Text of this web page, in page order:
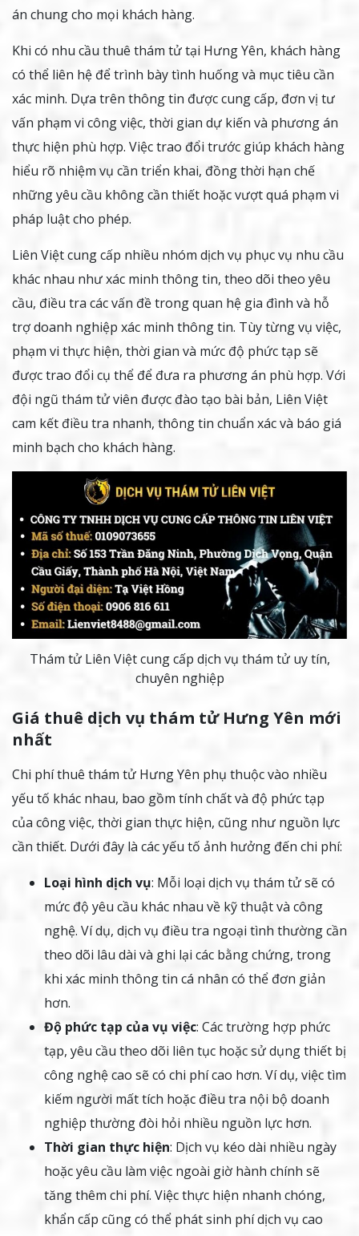
án chung cho mọi khách hàng.
Khi có nhu cầu thuê thám tử tại Hưng Yên, khách hàng
có thể liên hệ để trình bày tình huống và mục tiêu cần
xác minh. Dựa trên thông tin được cung cấp, đơn vị tư
vấn phạm vi công việc, thời gian dự kiến và phương án
thực hiện phù hợp. Việc trao đổi trước giúp khách hàng
hiểu rõ nhiệm vụ cần triển khai, đồng thời hạn chế
những yêu cầu không cần thiết hoặc vượt quá phạm vi
pháp luật cho phép.
Liên Việt cung cấp nhiều nhóm dịch vụ phục vụ nhu cầu
khác nhau như xác minh thông tin, theo dõi theo yêu
cầu, điều tra các vấn đề trong quan hệ gia đình và hỗ
trợ doanh nghiệp xác minh thông tin. Tùy từng vụ việc,
phạm vi thực hiện, thời gian và mức độ phức tạp sẽ
được trao đổi cụ thể để đưa ra phương án phù hợp. Với
đội ngũ thám tử viên được đào tạo bài bản, Liên Việt
cam kết điều tra nhanh, thông tin chuẩn xác và báo giá
minh bạch cho khách hàng.
Thám tử Liên Việt cung cấp dịch vụ thám tử uy tín,
chuyên nghiệp
Giá thuê dịch vụ thám tử Hưng Yên mới
nhất
Chi phí thuê thám tử Hưng Yên phụ thuộc vào nhiều
yếu tố khác nhau, bao gồm tính chất và độ phức tạp
của công việc, thời gian thực hiện, cũng như nguồn lực
cần thiết. Dưới đây là các yếu tố ảnh hưởng đến chi phí:
Loại hình dịch vụ: Mỗi loại dịch vụ thám tử sẽ có
mức độ yêu cầu khác nhau về kỹ thuật và công
nghệ. Ví dụ, dịch vụ điều tra ngoại tình thường cần
theo dõi lâu dài và ghi lại các bằng chứng, trong
khi xác minh thông tin cá nhân có thể đơn giản
hơn.
Độ phức tạp của vụ việc: Các trường hợp phức
tạp, yêu cầu theo dõi liên tục hoặc sử dụng thiết bị
công nghệ cao sẽ có chi phí cao hơn. Ví dụ, việc tìm
kiếm người mất tích hoặc điều tra nội bộ doanh
nghiệp thường đòi hỏi nhiều nguồn lực hơn.
Thời gian thực hiện: Dịch vụ kéo dài nhiều ngày
hoặc yêu cầu làm việc ngoài giờ hành chính sẽ
tăng thêm chi phí. Việc thực hiện nhanh chóng,
khẩn cấp cũng có thể phát sinh phí dịch vụ cao